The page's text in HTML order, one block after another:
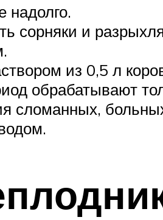
надолго.
сорняки и
из 0,5 л
обрабатывают
сломанных,